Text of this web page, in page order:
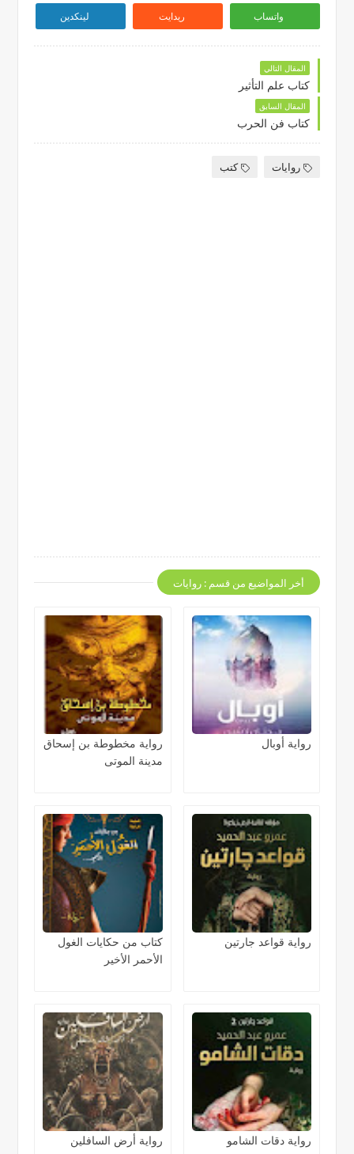
واتساب ريدايت لينكدين
المقال التالي
كتاب علم التأثير
المقال السابق
كتاب فن الحرب
روايات كتب
أخر المواضيع من قسم : روايات
رواية أوبال
رواية مخطوطة بن إسحاق
مدينة الموتى
رواية قواعد جارتين
كتاب من حكايات الغول
الأحمر الأخير
رواية دقات الشامو رواية أرض السافلين